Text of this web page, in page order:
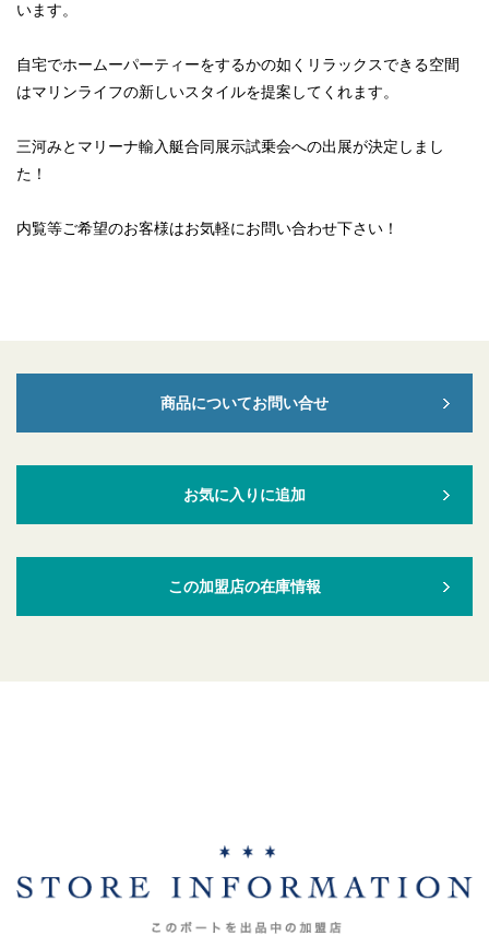
います。
自宅でホームーパーティーをするかの如くリラックスできる空間
はマリンライフの新しいスタイルを提案してくれます。
三河みとマリーナ輸入艇合同展示試乗会への出展が決定しまし
た！
内覧等ご希望のお客様はお気軽にお問い合わせ下さい！
商品についてお問い合せ
お気に入りに追加
この加盟店の在庫情報